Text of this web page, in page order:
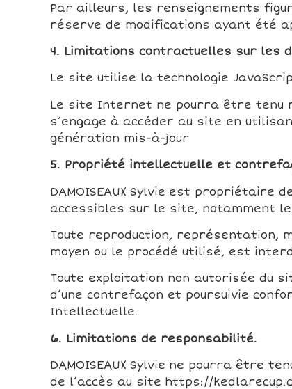
Par ailleurs, les renseignements
réserve de modifications ayant été
4. Limitations contractuelles sur les
Le site utilise la technologie
Le site Internet ne pourra être tenu
s’engage à accéder au site en
génération mis-à-jour
5. Propriété intellectuelle et
DAMOISEAUX Sylvie est
accessibles sur le site, notamment
Toute reproduction, représentation,
moyen ou le procédé utilisé, est
Toute exploitation non autorisée du
d’une contrefaçon et poursuivie
Intellectuelle.
6. Limitations de responsabilité.
DAMOISEAUX Sylvie ne pourra être
de l’accès au site https://